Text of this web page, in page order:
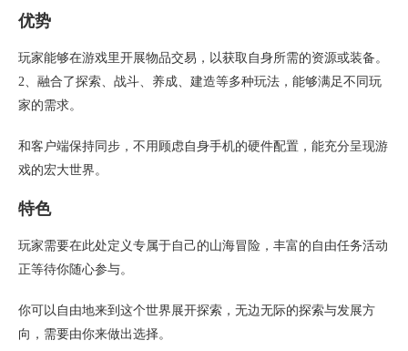
优势
玩家能够在游戏里开展物品交易，以获取自身所需的资源或装备。
2、融合了探索、战斗、养成、建造等多种玩法，能够满足不同玩
家的需求。
和客户端保持同步，不用顾虑自身手机的硬件配置，能充分呈现游
戏的宏大世界。
特色
玩家需要在此处定义专属于自己的山海冒险，丰富的自由任务活动
正等待你随心参与。
你可以自由地来到这个世界展开探索，无边无际的探索与发展方
向，需要由你来做出选择。